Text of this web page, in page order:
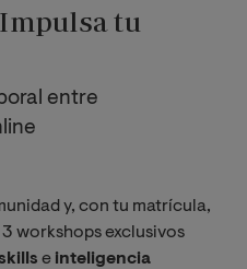
tu
entre
y, con tu matrícula,
3 workshops exclusivos
e inteligencia